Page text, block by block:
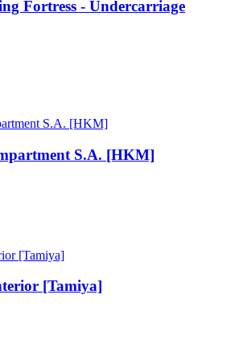
Fortress - Undercarriage
S.A. [HKM]
[Tamiya]